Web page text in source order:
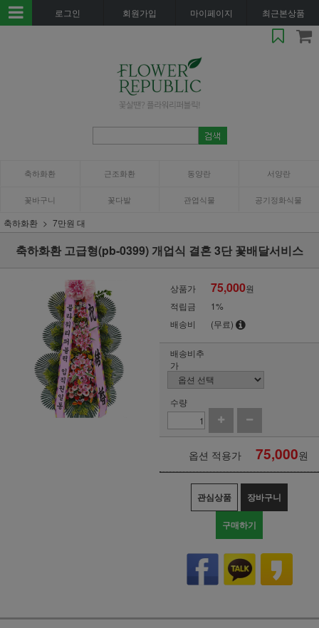
로그인 회원가입 마이페이지 최근본상품
축하화환 근조화환 동양란 서양란
꽃바구니 꽃다발 관엽식물 공기정화식물
축하화환 7만원 대
축하화환 고급형(pb-0399) 개업식 결혼 3단 꽃배달서비스
상품가 75,000원
적립금
1%
배송비
(무료)
배송비추
가
수량
옵션 적용가 75,000원
관심상품 장바구니
구매하기